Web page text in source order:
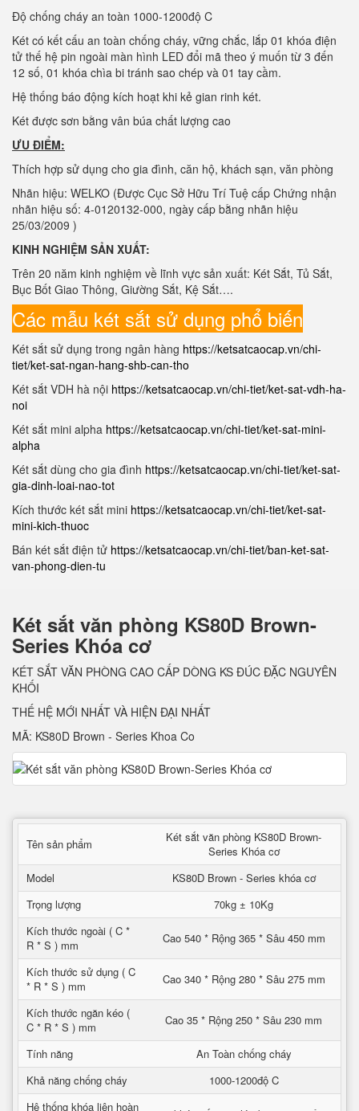
Độ chống cháy an toàn 1000-1200độ C
Két có kết cấu an toàn chống cháy, vững chắc, lắp 01 khóa điện
tử thế hệ pin ngoài màn hình LED đổi mã theo ý muốn từ 3 đến
12 số, 01 khóa chìa bi tránh sao chép và 01 tay cầm.
Hệ thống báo động kích hoạt khi kẻ gian rinh két.
Két được sơn bằng vân búa chất lượng cao
ƯU ĐIỂM:
Thích hợp sử dụng cho gia đình, căn hộ, khách sạn, văn phòng
Nhãn hiệu: WELKO (Được Cục Sở Hữu Trí Tuệ cấp Chứng nhận
nhãn hiệu số: 4-0120132-000, ngày cấp bằng nhãn hiệu
25/03/2009 )
KINH NGHIỆM SẢN XUẤT:
Trên 20 năm kinh nghiệm về lĩnh vực sản xuất: Két Sắt, Tủ Sắt,
Bục Bốt Giao Thông, Giường Sắt, Kệ Sắt….
Các mẫu két sắt sử dụng phổ biến
Két sắt sử dụng trong ngân hàng https://ketsatcaocap.vn/chi-
tiet/ket-sat-ngan-hang-shb-can-tho
Két sắt VDH hà nội https://ketsatcaocap.vn/chi-tiet/ket-sat-vdh-ha-
noi
Két sắt mini alpha https://ketsatcaocap.vn/chi-tiet/ket-sat-mini-
alpha
Két sắt dùng cho gia đình https://ketsatcaocap.vn/chi-tiet/ket-sat-
gia-dinh-loai-nao-tot
Kích thước két sắt mini https://ketsatcaocap.vn/chi-tiet/ket-sat-
mini-kich-thuoc
Bán két sắt điện tử https://ketsatcaocap.vn/chi-tiet/ban-ket-sat-
van-phong-dien-tu
Két sắt văn phòng KS80D Brown-
Series Khóa cơ
KÉT SẮT VĂN PHÒNG CAO CẤP DÒNG KS ĐÚC ĐẶC NGUYÊN
KHỐI
THẾ HỆ MỚI NHẤT VÀ HIỆN ĐẠI NHẤT
MÃ: KS80D Brown - Series Khoa Co
Tên sản phẩm
Két sắt văn phòng KS80D Brown-
Series Khóa cơ
Model
KS80D Brown - Series khóa cơ
Trọng lượng
70kg ± 10Kg
Kích thước ngoài ( C *
R * S ) mm
Cao 540 * Rộng 365 * Sâu 450 mm
Kích thước sử dụng ( C
* R * S ) mm
Cao 340 * Rộng 280 * Sâu 275 mm
Kích thước ngăn kéo (
C * R * S ) mm
Cao 35 * Rộng 250 * Sâu 230 mm
Tính năng
An Toàn chống cháy
Khả năng chống cháy
1000-1200độ C
Hệ thống khóa liên hoàn